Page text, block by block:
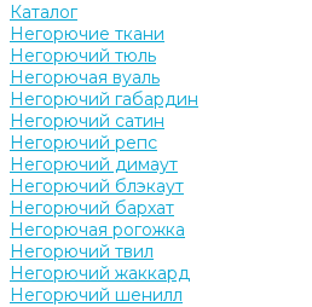
Каталог
Негорючие ткани
Негорючий тюль
Негорючая вуаль
Негорючий габардин
Негорючий сатин
Негорючий репс
Негорючий димаут
Негорючий блэкаут
Негорючий бархат
Негорючая рогожка
Негорючий твил
Негорючий жаккард
Негорючий шенилл